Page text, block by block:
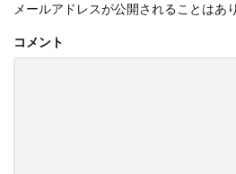
メールアドレスが公開されることはあ
コメント